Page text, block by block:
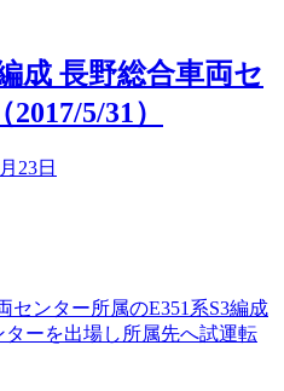
成 長野総合車両セ
5/31）
23日
センター所属のE351系S3編成
ーを出場し所属先へ試運転